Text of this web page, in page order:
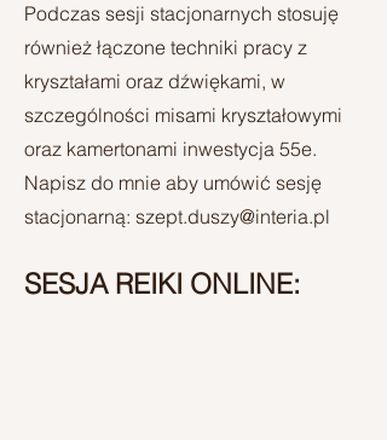
Podczas sesji stacjonarnych stosuję
również łączone techniki pracy z
kryształami oraz dźwiękami, w
szczególności misami kryształowymi
oraz kamertonami inwestycja 55e.
Napisz do mnie aby umówić sesję
stacjonarną: szept.duszy@interia.pl
SESJA REIKI ONLINE: